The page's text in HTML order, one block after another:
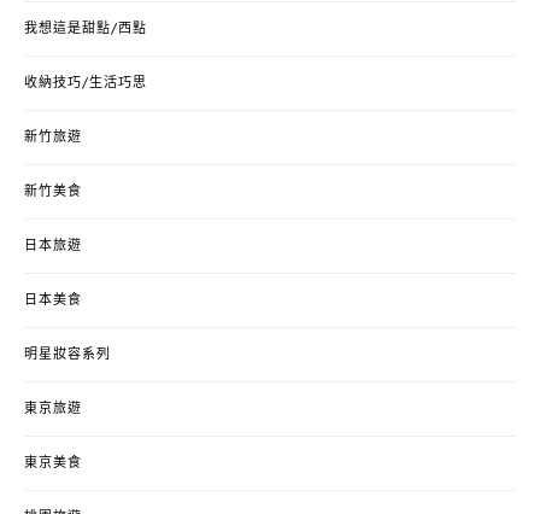
我想這是甜點/西點
收納技巧/生活巧思
新竹旅遊
新竹美食
日本旅遊
日本美食
明星妝容系列
東京旅遊
東京美食